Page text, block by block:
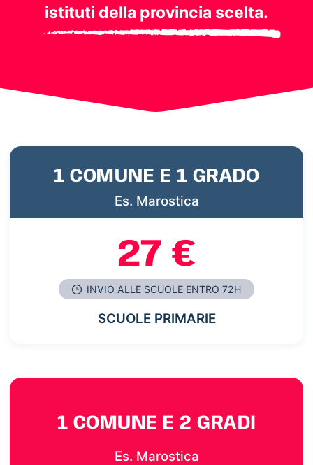
istituti della provincia scelta.
1 COMUNE E 1 GRADO
Es. Marostica
27 €
INVIO ALLE SCUOLE ENTRO 72H
SCUOLE PRIMARIE
1 COMUNE E 2 GRADI
Es. Marostica